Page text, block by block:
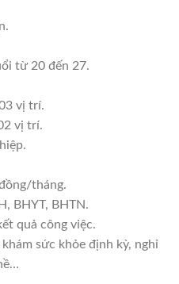
từ 20 đến 27.
vị trí.
vị trí.
tháng.
BHYT, BHTN.
quả công việc.
sức khỏe định kỳ, nghỉ